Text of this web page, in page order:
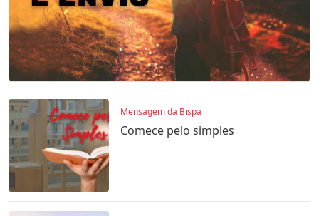
Mensagem da Bispa
Comece pelo simples